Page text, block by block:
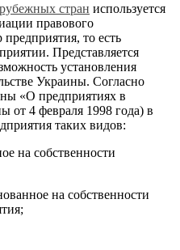
стран используется
правового
предприятия, то есть
Представляется
установления
Украины. Согласно
«О предприятиях в
от 4 февраля 1998 года) в
таких видов:
на собственности
на собственности